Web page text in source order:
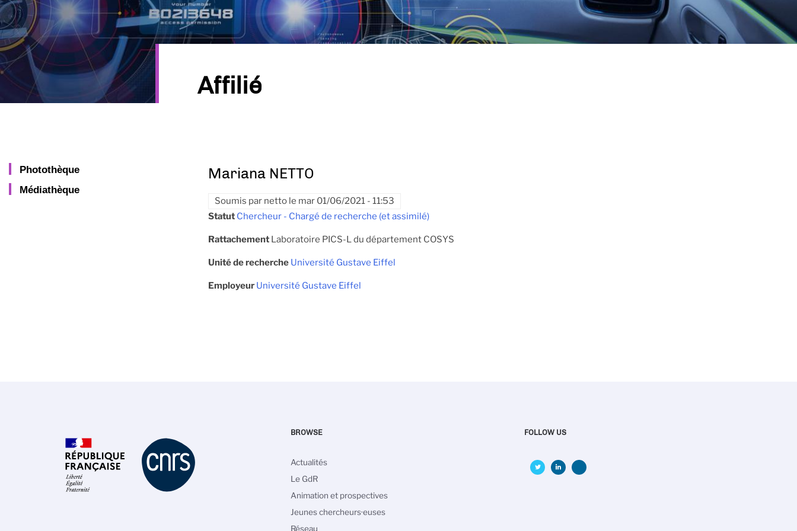
Affilié
Photothèque
Médiathèque
Mariana NETTO
Soumis par netto le mar 01/06/2021 - 11:53
Statut Chercheur - Chargé de recherche (et assimilé)
Rattachement Laboratoire PICS-L du département COSYS
Unité de recherche Université Gustave Eiffel
Employeur Université Gustave Eiffel
BROWSE
Navigation
principale
Actualités
Le GdR
Animation et prospectives
Jeunes chercheurs·euses
Réseau
FOLLOW US